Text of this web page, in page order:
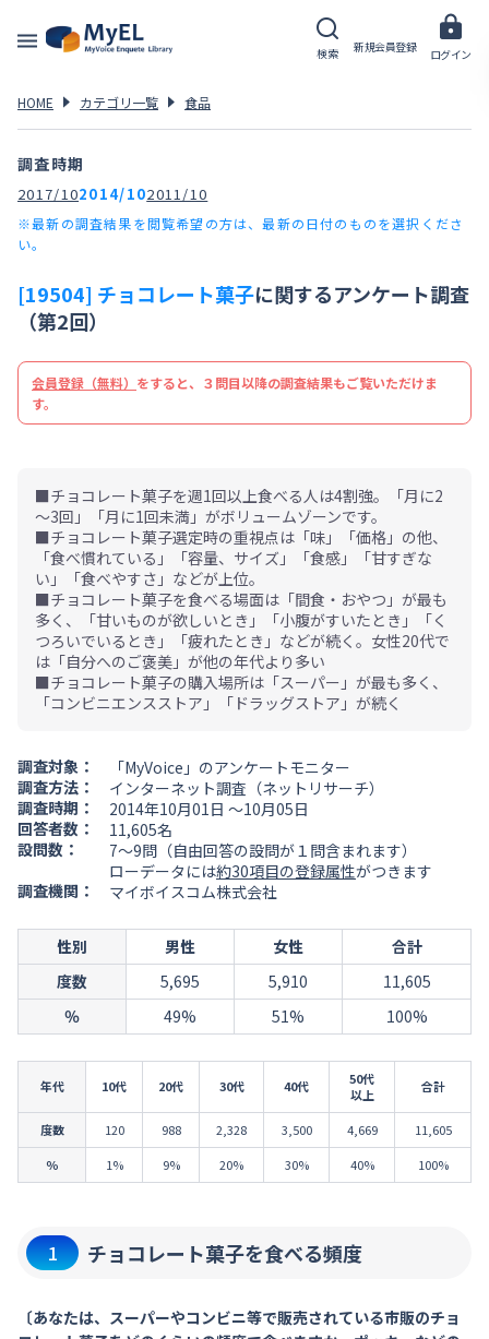
検索 新規会員登録 ログイン
HOME カテゴリ一覧 食品
調査時期
2017/102014/102011/10
※最新の調査結果を閲覧希望の方は、最新の日付のものを選択くださ
い。
[19504] チョコレート菓子に関するアンケート調査
（第2回）
会員登録（無料） をすると、３問目以降の調査結果もご覧いただけま
す。
■チョコレート菓子を週1回以上食べる人は4割強。「月に2
～3回」「月に1回未満」がボリュームゾーンです。
■チョコレート菓子選定時の重視点は「味」「価格」の他、
「食べ慣れている」「容量、サイズ」「食感」「甘すぎな
い」「食べやすさ」などが上位。
■チョコレート菓子を食べる場面は「間食・おやつ」が最も
多く、「甘いものが欲しいとき」「小腹がすいたとき」「く
つろいでいるとき」「疲れたとき」などが続く。女性20代で
は「自分へのご褒美」が他の年代より多い
■チョコレート菓子の購入場所は「スーパー」が最も多く、
「コンビニエンスストア」「ドラッグストア」が続く
調査対象：
「MyVoice」のアンケートモニター
調査方法：
インターネット調査（ネットリサーチ）
調査時期：
2014年10月01日 ～10月05日
回答者数：
11,605名
設問数：
7～9問（自由回答の設問が１問含まれます）
ローデータには約30項目の登録属性がつきます
調査機関：
マイボイスコム株式会社
性別 男性 女性
合計
度数
5,695 5,910
11,605
％
49% 51% 100%
年代 10代 20代 30代 40代
50代
以上
合計
度数 120 988 2,328 3,500 4,669
11,605
％
1% 9% 20% 30% 40% 100%
1 チョコレート菓子を食べる頻度
〔あなたは、スーパーやコンビニ等で販売されている市販のチョ